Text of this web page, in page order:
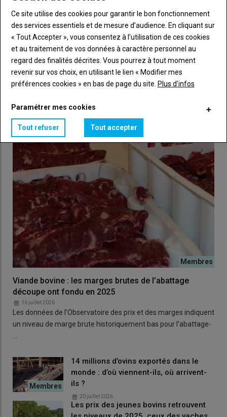
Poulet : 72 % des approvisionnements de McDonald's
couverts par un contrat avec LDC et ses partenaires
vendredi 17 juillet, le nouveau contrat de fourniture de
viandes…
Viande bovine : les marges brutes de l’abattage
découpe ont fondu en 2025
16 juillet 2026
Les données de l’Observatoire des prix et des marges indiquent
un niveau de marge brute historiquement bas pour l’abattage-
14 millions d’ovins exportés dans le
monde : d’où viennent-ils, où arrivent-
ils ?
20 juillet 2026
Les prix des jeunes bovins retrouvent
Ce site utilise des cookies pour garantir le bon fonctionnement
des services essentiels et de mesure d’audience. En cliquant sur
« Tout Accepter », vous consentez à l’utilisation de ces cookies
et au traitement de vos données à caractère personnel au
regard des finalités décrites. Vous pourrez à tout moment
revenir sur vos choix, en utilisant le lien « Modifier mes
préférences cookies » en bas de page du site. Plus d'infos
Paramétrer mes cookies
Tout refuser Tout accepter